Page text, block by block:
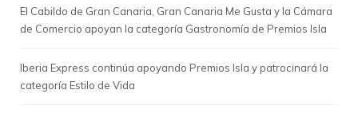
El Cabildo de Gran Canaria, Gran Canaria Me Gusta y la Cámara
de Comercio apoyan la categoría Gastronomía de Premios Isla
Iberia Express continúa apoyando Premios Isla y patrocinará la
categoría Estilo de Vida